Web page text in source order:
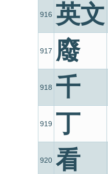
916 英文
917 廢
918 千
919 丁
920 看